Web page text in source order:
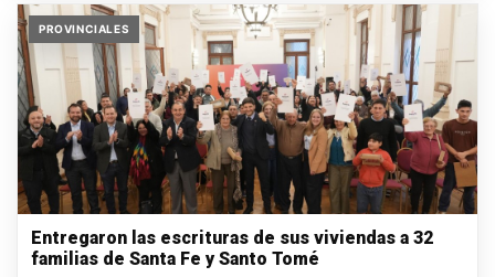
PROVINCIALES
Entregaron las escrituras de sus viviendas a 32
familias de Santa Fe y Santo Tomé